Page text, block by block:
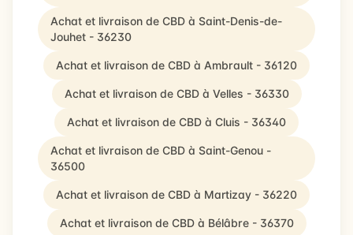
Achat et livraison de CBD à Saint-Denis-de-
Jouhet - 36230
Achat et livraison de CBD à Ambrault - 36120
Achat et livraison de CBD à Velles - 36330
Achat et livraison de CBD à Cluis - 36340
Achat et livraison de CBD à Saint-Genou -
36500
Achat et livraison de CBD à Martizay - 36220
Achat et livraison de CBD à Bélâbre - 36370